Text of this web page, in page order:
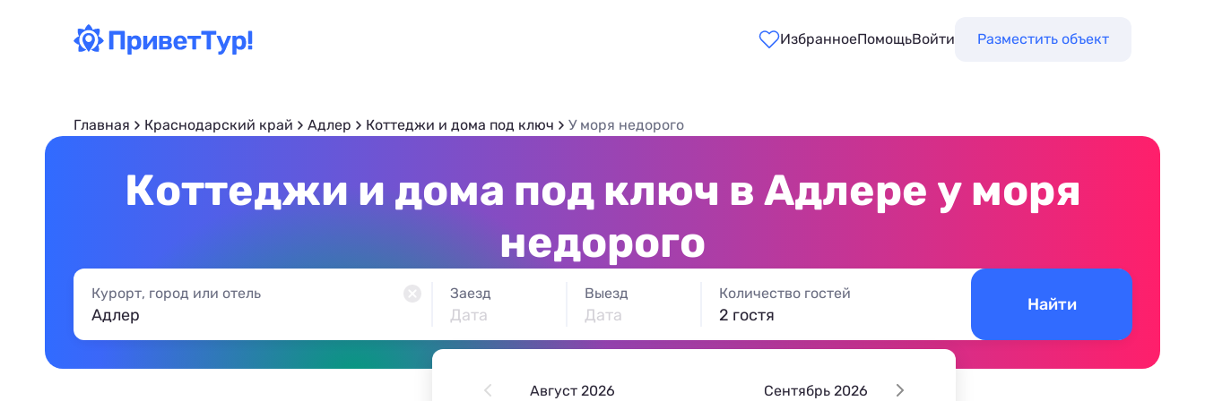
ИзбранноеПомощьВойти Разместить объект
Главная Краснодарский край Адлер Коттеджи и дома под ключ У моря недорого
Коттеджи и дома под ключ в Адлере у моря
недорого
Курорт, город или отель Заезд
Дата
Выезд
Дата
Август 2026 Сентябрь 2026
Количество гостей
2 гостя
Найти